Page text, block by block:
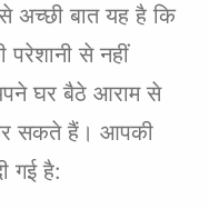
अच्छी बात यह है कि
से नहीं
घर बैठे आराम से
सकते हैं। आपकी
गई है: